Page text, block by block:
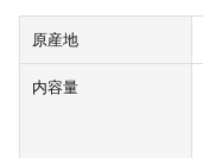
原産地
内容量